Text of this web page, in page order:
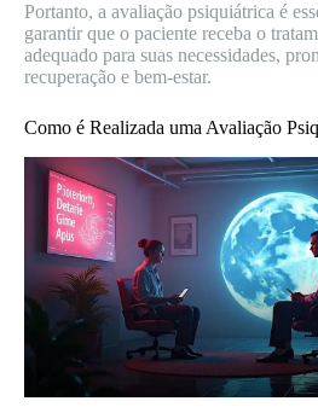
Portanto, a avaliação psiquiátrica é
garantir que o paciente receba o
adequado para suas necessidades,
recuperação e bem-estar.
Como é Realizada uma Avaliação